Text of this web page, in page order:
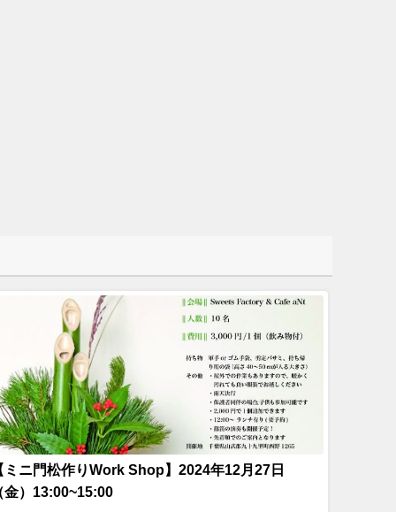
ミニ門松作りWork Shop】2024年12月27日
金）13:00~15:00